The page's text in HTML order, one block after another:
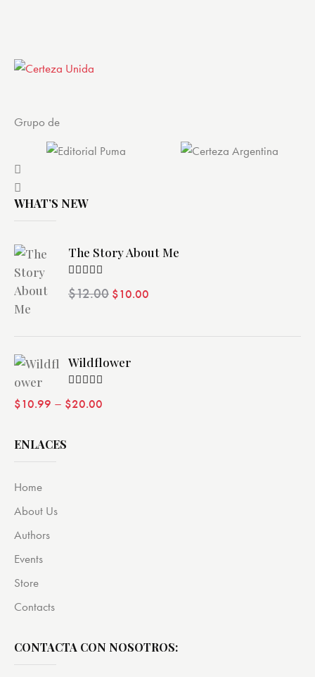
Grupo de
WHAT’S NEW
The Story About Me
Valorado
con4.00
$12.00 $10.00
Wildflower
con4.00
$10.99 – $20.00
ENLACES
Home
About Us
Authors
Events
Store
Contacts
CONTACTA CON NOSOTROS: